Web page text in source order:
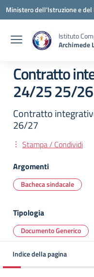
Vai ai contenuti
Vai al menu di navigazione
Vai al footer
Ministero dell'Istruzione e
Istituto
Archimede
Contratto
24/25 25/
Contratto
26/27
Stampa / Condividi
Argomenti
Bacheca sindacale
Tipologia
Documento Generico
Indice della pagina